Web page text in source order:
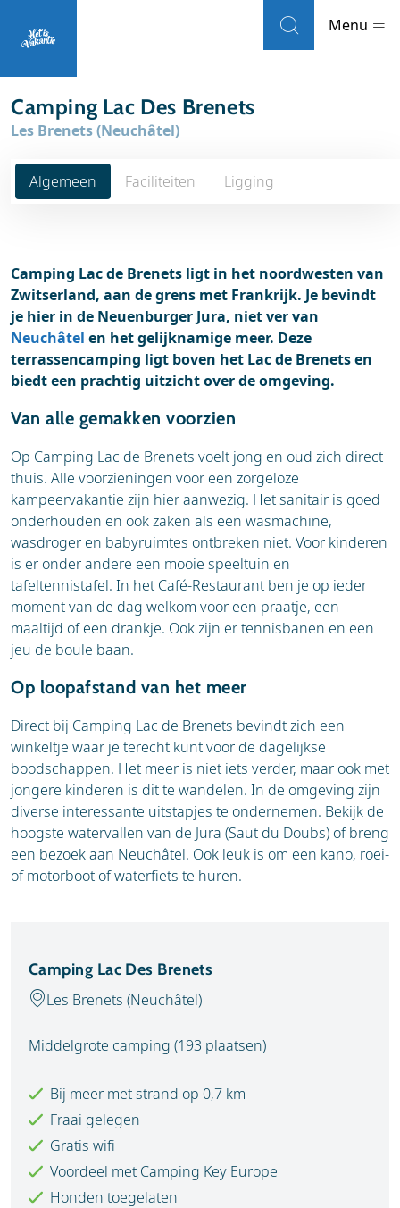
Menu
Landen
Weblogs
Wat wil je doen?
Populaire eilanden
Reisinformatie
Camping Lac Des Brenets
Les Brenets (Neuchâtel)
Algemeen Faciliteiten Ligging
Camping Lac de Brenets ligt in het noordwesten van
Zwitserland, aan de grens met Frankrijk. Je bevindt
je hier in de Neuenburger Jura, niet ver van
Neuchâtel en het gelijknamige meer. Deze
terrassencamping ligt boven het Lac de Brenets en
biedt een prachtig uitzicht over de omgeving.
Van alle gemakken voorzien
Op Camping Lac de Brenets voelt jong en oud zich direct
thuis. Alle voorzieningen voor een zorgeloze
kampeervakantie zijn hier aanwezig. Het sanitair is goed
onderhouden en ook zaken als een wasmachine,
wasdroger en babyruimtes ontbreken niet. Voor kinderen
is er onder andere een mooie speeltuin en
tafeltennistafel. In het Café-Restaurant ben je op ieder
moment van de dag welkom voor een praatje, een
maaltijd of een drankje. Ook zijn er tennisbanen en een
jeu de boule baan.
Op loopafstand van het meer
Direct bij Camping Lac de Brenets bevindt zich een
winkeltje waar je terecht kunt voor de dagelijkse
boodschappen. Het meer is niet iets verder, maar ook met
jongere kinderen is dit te wandelen. In de omgeving zijn
diverse interessante uitstapjes te ondernemen. Bekijk de
hoogste watervallen van de Jura (Saut du Doubs) of breng
een bezoek aan Neuchâtel. Ook leuk is om een kano, roei-
of motorboot of waterfiets te huren.
Camping Lac Des Brenets
Les Brenets (Neuchâtel)
Middelgrote camping (193 plaatsen)
Bij meer met strand op 0,7 km
Fraai gelegen
Gratis wifi
Voordeel met Camping Key Europe
Honden toegelaten